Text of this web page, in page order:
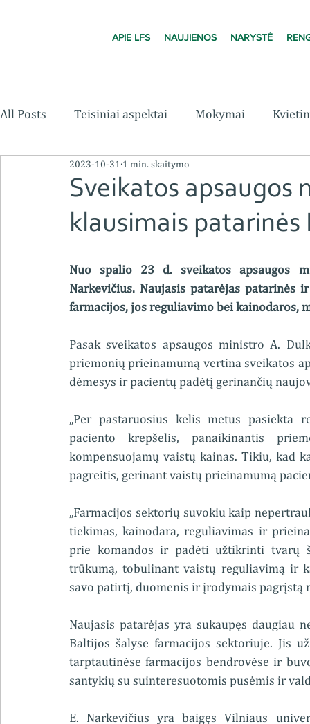
APIE LFS NAUJIENOS NARYSTĖ
All Posts Teisiniai aspektai Mokymai
Sveikatos apsaugos
klausimais patarinės
2023-10-31 1 min. skaitymo
Nuo spalio 23 d. sveikatos apsaugos
Narkevičius. Naujasis patarėjas patarinės
farmacijos, jos reguliavimo bei kainodaros,
Pasak sveikatos apsaugos ministro A.
priemonių prieinamumą vertina sveikatos
dėmesys ir pacientų padėtį gerinančių
„Per pastaruosius kelis metus pasiekta
paciento krepšelis, panaikinantis
kompensuojamų vaistų kainas. Tikiu, kad
pagreitis, gerinant vaistų prieinamumą
„Farmacijos sektorių suvokiu kaip
tiekimas, kainodara, reguliavimas ir
prie komandos ir padėti užtikrinti tvarų
trūkumą, tobulinant vaistų reguliavimą ir
savo patirtį, duomenis ir įrodymais pagrįstą
Naujasis patarėjas yra sukaupęs
Baltijos šalyse farmacijos sektoriuje. Jis
tarptautinėse farmacijos bendrovėse ir
santykių su suinteresuotomis pusėmis ir
E. Narkevičius yra baigęs Vilniaus